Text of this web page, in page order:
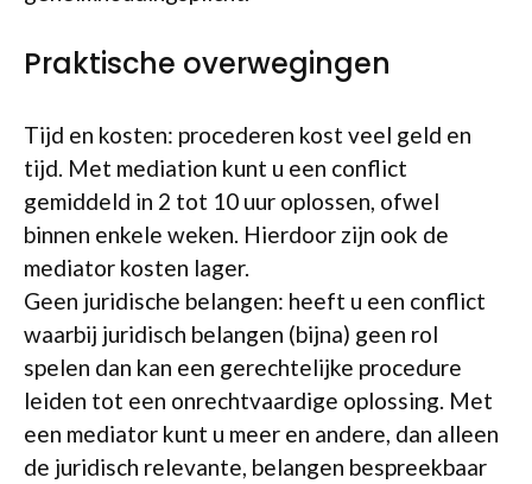
Praktische overwegingen
Tijd en kosten: procederen kost veel geld en
tijd. Met mediation kunt u een conflict
gemiddeld in 2 tot 10 uur oplossen, ofwel
binnen enkele weken. Hierdoor zijn ook de
mediator kosten lager.
Geen juridische belangen: heeft u een conflict
waarbij juridisch belangen (bijna) geen rol
spelen dan kan een gerechtelijke procedure
leiden tot een onrechtvaardige oplossing. Met
een mediator kunt u meer en andere, dan alleen
de juridisch relevante, belangen bespreekbaar